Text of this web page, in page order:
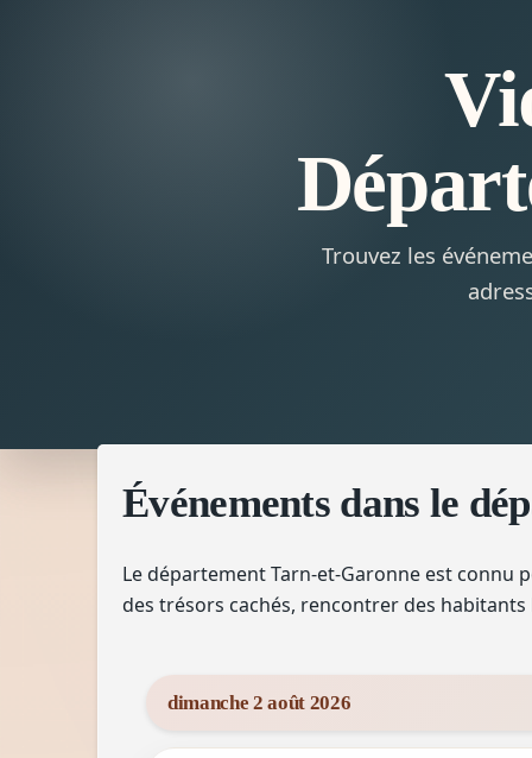
Trouvez les
Événements dans le
Le département Tarn-et-Garonne est connu
des trésors cachés, rencontrer des
dimanche 2 août 2026